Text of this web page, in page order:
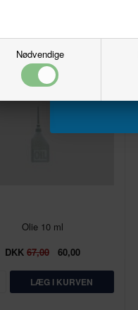
Nødvendige
Olie 10 ml
DKK 67,00 60,00